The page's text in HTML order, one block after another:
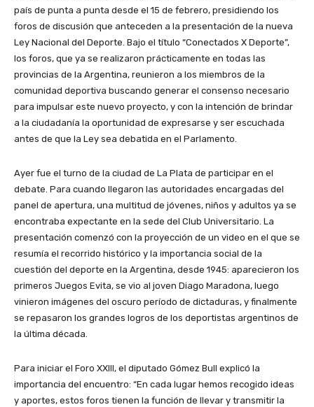
país de punta a punta desde el 15 de febrero, presidiendo los
foros de discusión que anteceden a la presentación de la nueva
Ley Nacional del Deporte. Bajo el título “Conectados X Deporte”,
los foros, que ya se realizaron prácticamente en todas las
provincias de la Argentina, reunieron a los miembros de la
comunidad deportiva buscando generar el consenso necesario
para impulsar este nuevo proyecto, y con la intención de brindar
a la ciudadanía la oportunidad de expresarse y ser escuchada
antes de que la Ley sea debatida en el Parlamento.
Ayer fue el turno de la ciudad de La Plata de participar en el
debate. Para cuando llegaron las autoridades encargadas del
panel de apertura, una multitud de jóvenes, niños y adultos ya se
encontraba expectante en la sede del Club Universitario. La
presentación comenzó con la proyección de un video en el que se
resumía el recorrido histórico y la importancia social de la
cuestión del deporte en la Argentina, desde 1945: aparecieron los
primeros Juegos Evita, se vio al joven Diago Maradona, luego
vinieron imágenes del oscuro período de dictaduras, y finalmente
se repasaron los grandes logros de los deportistas argentinos de
la última década.
Para iniciar el Foro XXIII, el diputado Gómez Bull explicó la
importancia del encuentro: “En cada lugar hemos recogido ideas
y aportes, estos foros tienen la función de llevar y transmitir la